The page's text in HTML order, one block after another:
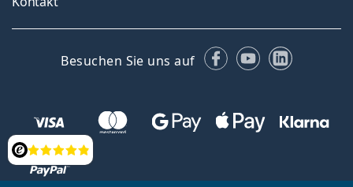
Bewertung
Besuchen Sie uns auf Facebook
YouTubeLinkedIn